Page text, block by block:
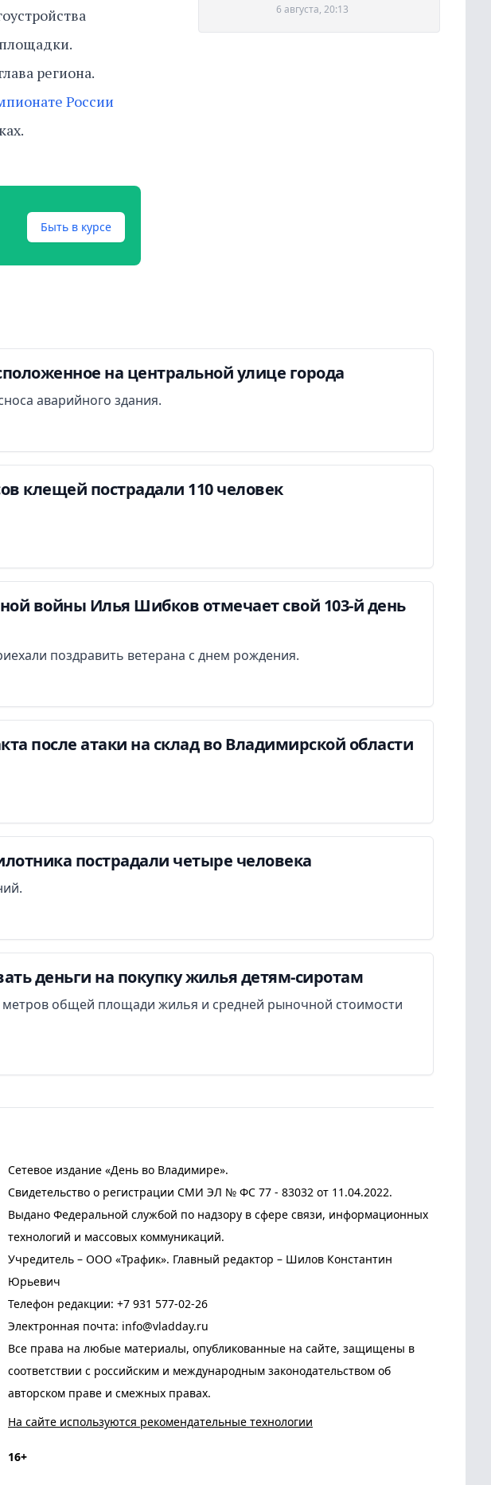
региона.
России
Быть в курсе
6 августа, 20:13
на центральной улице города
аварийного здания.
клещей пострадали 110 человек
войны Илья Шибков отмечает свой 103-й день
поздравить ветерана с днем рождения.
после атаки на склад во Владимирской области
пострадали четыре человека
деньги на покупку жилья детям-сиротам
метров общей площади жилья и средней рыночной стоимости
Сетевое издание «День во Владимире».
Свидетельство о регистрации СМИ ЭЛ № ФС 77 - 83032 от 11.04.2022.
Выдано Федеральной службой по надзору в сфере связи, информационных
технологий и массовых коммуникаций.
Учредитель – ООО «Трафик». Главный редактор – Шилов Константин
Юрьевич
Телефон редакции: +7 931 577-02-26
Электронная почта: info@vladday.ru
Все права на любые материалы, опубликованные на сайте, защищены в
соответствии с российским и международным законодательством об
авторском праве и смежных правах.
На сайте используются рекомендательные технологии
16+